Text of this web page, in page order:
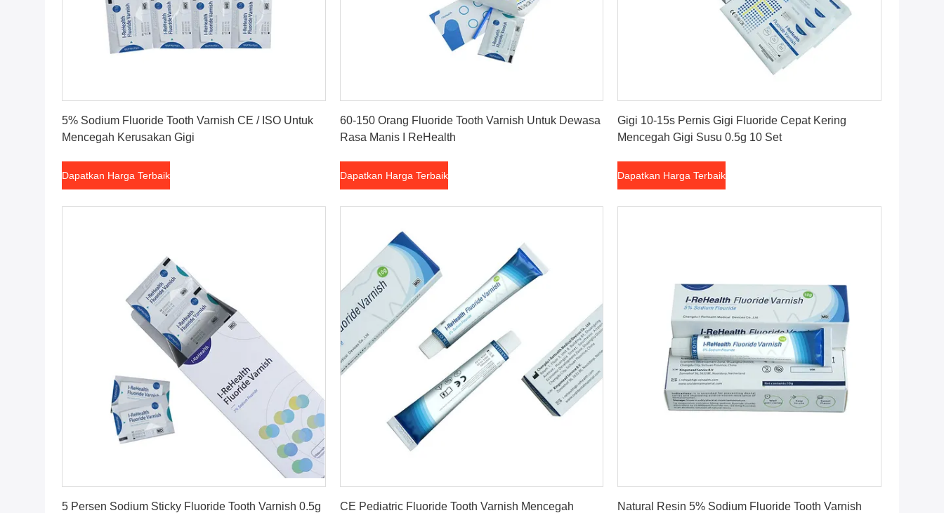
5% Sodium Fluoride Tooth Varnish CE / ISO Untuk
Mencegah Kerusakan Gigi
Dapatkan Harga Terbaik
60-150 Orang Fluoride Tooth Varnish Untuk Dewasa
Rasa Manis I ReHealth
Dapatkan Harga Terbaik
Gigi 10-15s Pernis Gigi Fluoride Cepat Kering
Mencegah Gigi Susu 0.5g 10 Set
Dapatkan Harga Terbaik
5 Persen Sodium Sticky Fluoride Tooth Varnish 0.5g
CE Pediatric Fluoride Tooth Varnish Mencegah
Natural Resin 5% Sodium Fluoride Tooth Varnish